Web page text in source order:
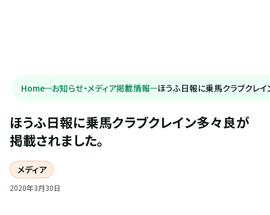
Home お知らせ・メディア掲載情報 ほうふ日報に乗馬クラブクレ
ほうふ日報に乗馬クラブクレイン多々良が
掲載されました。
メディア
2020年3月30日